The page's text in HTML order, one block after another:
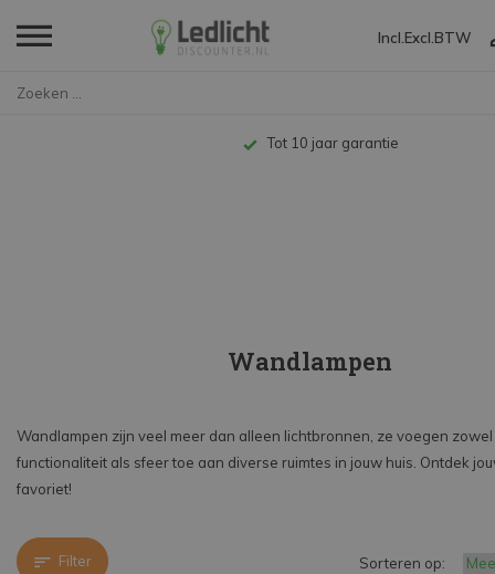
Incl. Excl. BTW
Tot 10 jaar garantie
Wandlampen
Wandlampen zijn veel meer dan alleen lichtbronnen, ze voegen zowel
functionaliteit als sfeer toe aan diverse ruimtes in jouw huis. Ontdek
favoriet!
Filter Sorteren op: